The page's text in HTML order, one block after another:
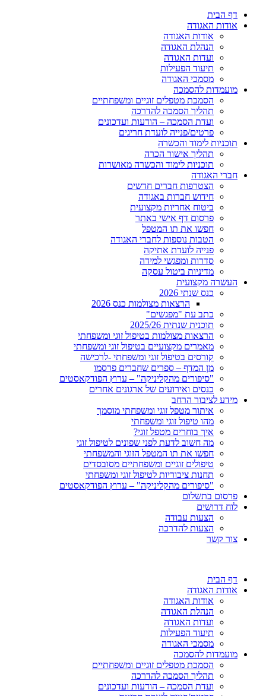
דף הבית
אודות האגודה
אודות האגודה
הנהלת האגודה
ועדות האגודה
תיעוד הפעילות
מסמכי האגודה
מועמדות להסמכה
הסמכת מטפלים זוגיים ומשפחתיים
תהליך הסמכה להדרכה
ועדת הסמכה – הודעות ועדכונים
פרטים/פנייה לועדת חריגים
תוכניות לימוד והכשרה
תהליך אישור הכרה
תוכניות לימוד והכשרה מאושרות
חברי האגודה
הצטרפות חברים חדשים
חידוש חברות באגודה
ביטוח אחריות מקצועית
פרסום דף אישי באתר
חפשו את תו המטפל
הטבות נוספות לחברי האגודה
פנייה לועדת אתיקה
סדרות ומפגשי למידה
מדיניות ביטול עסקה
העשרה מקצועית
כנס שנתי 2026
הרצאות מצולמות כנס 2026
כתב עת "מפגשים"
תוכנית שנתית 2025/26
הרצאות מצולמות בטיפול זוגי ומשפחתי
מאמרים מקצועיים בטיפול זוגי ומשפחתי
קורסים בטיפול זוגי ומשפחתי -לרכישה
מן המדף – ספרים שחברים פרסמו
"סיפורים מהקליניקה" – ערוץ הפודקאסטים
כנסים ואירועים של ארגונים אחרים
מידע לציבור הרחב
איתור מטפל זוגי ומשפחתי מוסמך
מהו טיפול זוגי ומשפחתי
איך בוחרים מטפל זוגי?
מה חשוב לדעת לפני שפונים לטיפול זוגי
חפשו את תו המטפל הזוגי והמשפחתי
טיפולים זוגיים ומשפחתיים מסובסדים
תחנות ציבוריות לטיפול זוגי ומשפחתי
"סיפורים מהקליניקה" – ערוץ הפודקאסטים
פרסום בתשלום
לוח דרושים
הצעות עבודה
הצעות להדרכה
צור קשר
דף הבית
אודות האגודה
אודות האגודה
הנהלת האגודה
ועדות האגודה
תיעוד הפעילות
מסמכי האגודה
מועמדות להסמכה
הסמכת מטפלים זוגיים ומשפחתיים
תהליך הסמכה להדרכה
ועדת הסמכה – הודעות ועדכונים